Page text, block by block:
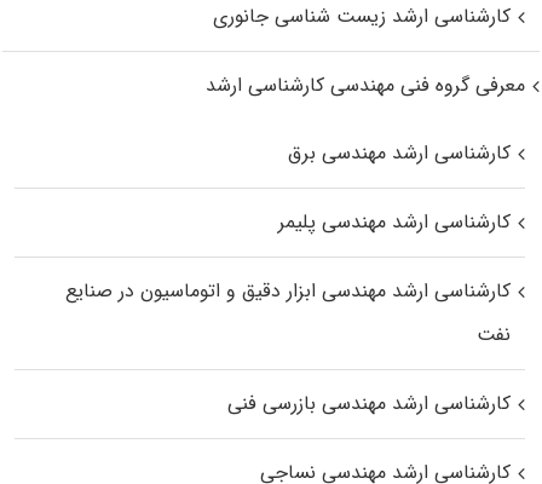
کارشناسی ارشد زیست‌ شناسی جانوری
معرفی گروه فنی مهندسی کارشناسی ارشد
کارشناسی ارشد مهندسی برق
کارشناسی ارشد مهندسی پلیمر
کارشناسی ارشد مهندسی ابزار دقیق و اتوماسیون در صنایع
نفت
کارشناسی ارشد مهندسی بازرسی فنی
کارشناسی ارشد مهندسی نساجی